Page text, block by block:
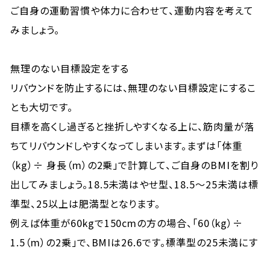
ご自身の運動習慣や体力に合わせて、運動内容を考えて
みましょう。
無理のない目標設定をする
リバウンドを防止するには、無理のない目標設定にするこ
とも大切です。
目標を高くし過ぎると挫折しやすくなる上に、筋肉量が落
ちてリバウンドしやすくなってしまいます。まずは「体重
（kg）÷ 身長（m）の2乗」で計算して、ご自身のBMIを割り
出してみましょう。18.5未満はやせ型、18.5〜25未満は標
準型、25以上は肥満型となります。
例えば体重が60kgで150cmの方の場合、「60（kg）÷
1.5（m）の2乗」で、BMIは26.6です。標準型の25未満にす